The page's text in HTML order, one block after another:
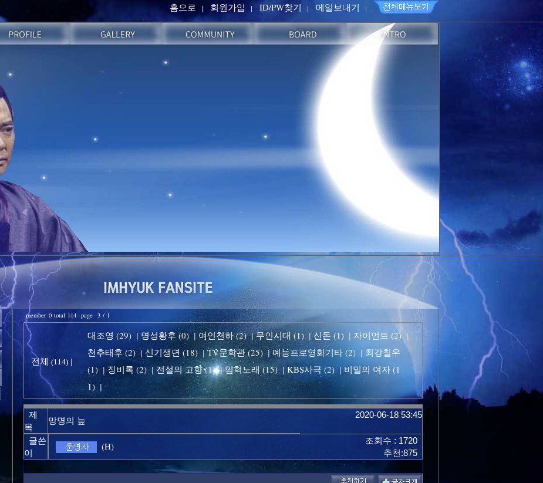
홈으로 회원가입 ID/PW찾기 메일보내기
member 0 total 114 page 3 / 1
전체 (114)|
대조영 (29) | 명성황후 (0) | 여인천하 (2) | 무인시대 (1) | 신돈 (1) | 자이언트 (2) |
천추태후 (2) | 신기생뎐 (18) | TV문학관 (25) | 예능프로영화기타 (2) | 최강칠우
(1) | 징비록 (2) | 전설의 고향 (1) | 임혁노래 (15) | KBS사극 (2) | 비밀의 여자 (1
1) |
제
목
망명의 늪
2020-06-18 53:45
글쓴
이
(H)
조회수 : 1720
추천:875